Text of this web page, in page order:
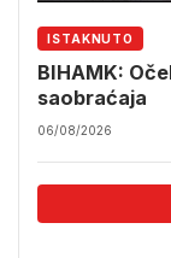
ISTAKNUTO
BIHAMK:
saobraćaja
06/08/2026